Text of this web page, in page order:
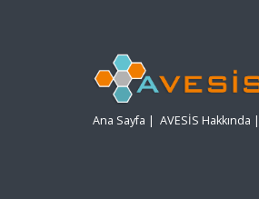
Ana Sayfa | AVESİS Hakkında |